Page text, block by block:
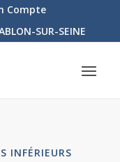
Compte
SUR-SEINE
INFÉRIEURS